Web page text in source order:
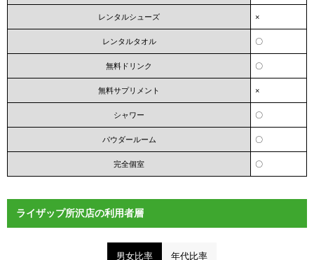
レンタルシューズ ×
レンタルタオル 〇
無料ドリンク 〇
無料サプリメント ×
シャワー 〇
パウダールーム 〇
完全個室 〇
ライザップ所沢店の利用者層
男女比率 年代比率